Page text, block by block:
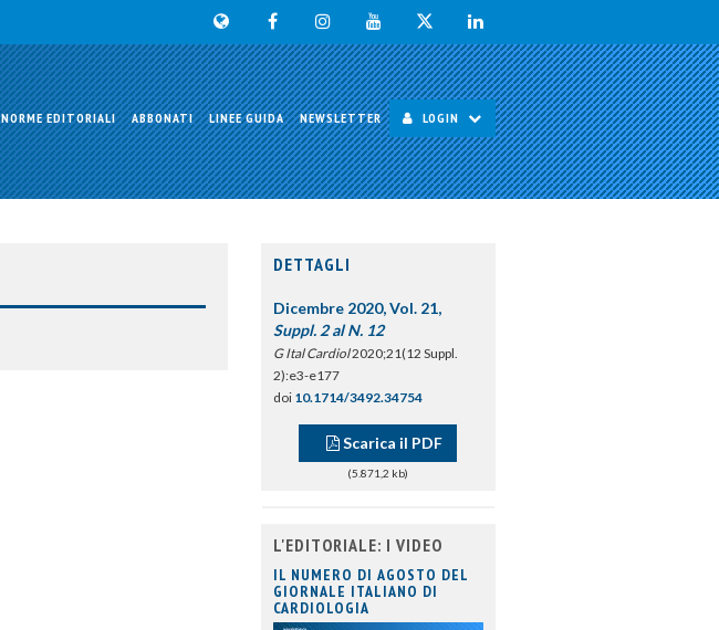
NORME EDITORIALI ABBONATI LINEE GUIDA NEWSLETTER LOGIN
DETTAGLI
Dicembre 2020, Vol. 21,
Suppl. 2 al N. 12
G Ital Cardiol2020;21(12 Suppl.
2):e3-e177
doi 10.1714/3492.34754
Scarica il PDF
(5.871,2 kb)
L'EDITORIALE: I VIDEO
IL NUMERO DI AGOSTO DEL
GIORNALE ITALIANO DI
CARDIOLOGIA